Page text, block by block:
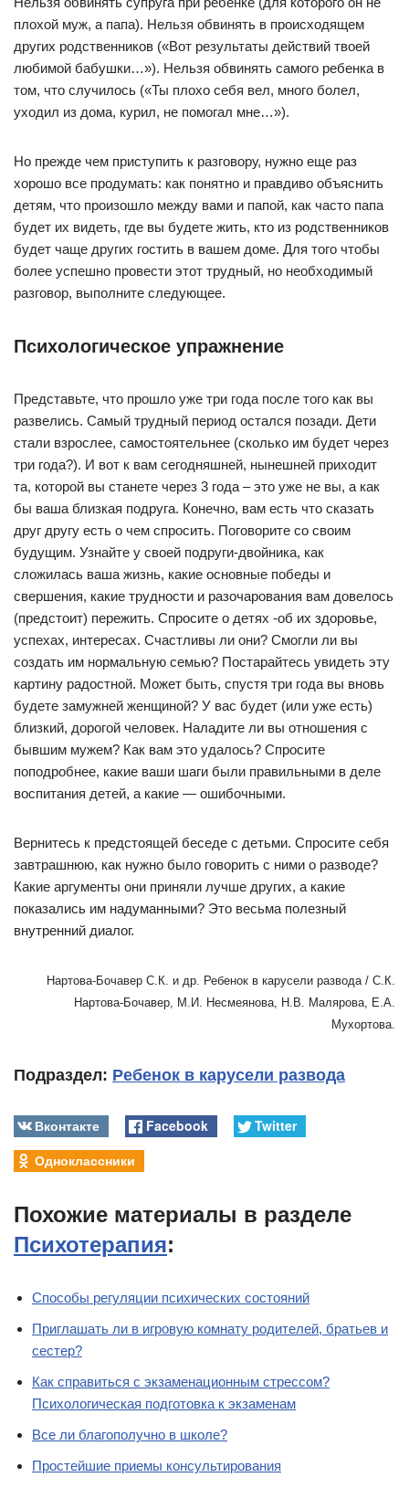
плохой муж, а папа). Нельзя обвинять в происходящем
других родственников («Вот результаты действий твоей
любимой бабушки…»). Нельзя обвинять самого ребенка в
том, что случилось («Ты плохо себя вел, много болел,
уходил из дома, курил, не помогал мне…»).
Но прежде чем приступить к разговору, нужно еще раз
хорошо все продумать: как понятно и правдиво объяснить
детям, что произошло между вами и папой, как часто папа
будет их видеть, где вы будете жить, кто из родственников
будет чаще других гостить в вашем доме. Для того чтобы
более успешно провести этот трудный, но необходимый
разговор, выполните следующее.
Психологическое упражнение
Представьте, что прошло уже три года после того как вы
развелись. Самый трудный период остался позади. Дети
стали взрослее, самостоятельнее (сколько им будет через
три года?). И вот к вам сегодняшней, нынешней приходит
та, которой вы станете через 3 года – это уже не вы, а как
бы ваша близкая подруга. Конечно, вам есть что сказать
друг другу есть о чем спросить. Поговорите со своим
будущим. Узнайте у своей подруги-двойника, как
сложилась ваша жизнь, какие основные победы и
свершения, какие трудности и разочарования вам довелось
(предстоит) пережить. Спросите о детях -об их здоровье,
успехах, интересах. Счастливы ли они? Смогли ли вы
создать им нормальную семью? Постарайтесь увидеть эту
картину радостной. Может быть, спустя три года вы вновь
будете замужней женщиной? У вас будет (или уже есть)
близкий, дорогой человек. Наладите ли вы отношения с
бывшим мужем? Как вам это удалось? Спросите
поподробнее, какие ваши шаги были правильными в деле
воспитания детей, а какие — ошибочными.
Вернитесь к предстоящей беседе с детьми. Спросите себя
завтрашнюю, как нужно было говорить с ними о разводе?
Какие аргументы они приняли лучше других, а какие
показались им надуманными? Это весьма полезный
внутренний диалог.
Нартова-Бочавер С.К. и др. Ребенок в карусели развода / С.К.
Нартова-Бочавер, М.И. Несмеянова, Н.В. Малярова, Е.А.
Мухортова.
Подраздел: Ребенок в карусели развода
Вконтакте Facebook
Twitter
Одноклассники
Похожие материалы в разделе
Психотерапия:
Способы регуляции психических состояний
Приглашать ли в игровую комнату родителей, братьев и
сестер?
Как справиться с экзаменационным стрессом?
Психологическая подготовка к экзаменам
Все ли благополучно в школе?
Простейшие приемы консультирования